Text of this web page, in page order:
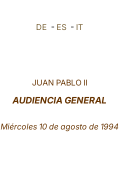
DE - ES - IT
JUAN PABLO II
AUDIENCIA GENERAL
Miércoles 10 de agosto de 1994